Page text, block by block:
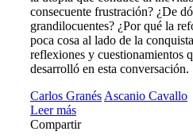
consecuente frustración? ¿De
grandilocuentes? ¿Por qué la
poca cosa al lado de la
reflexiones y cuestionamientos
desarrolló en esta conversación.
Carlos Granés Ascanio Cavallo
Leer más
Compartir